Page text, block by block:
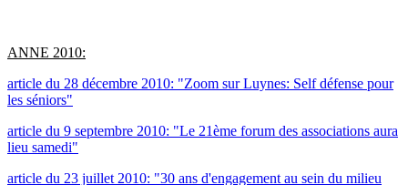
ANNE 2010:
article du 28 décembre 2010: "Zoom sur Luynes: Self défense pour
les séniors"
article du 9 septembre 2010: "Le 21ème forum des associations aura
lieu samedi"
article du 23 juillet 2010: "30 ans d'engagement au sein du milieu